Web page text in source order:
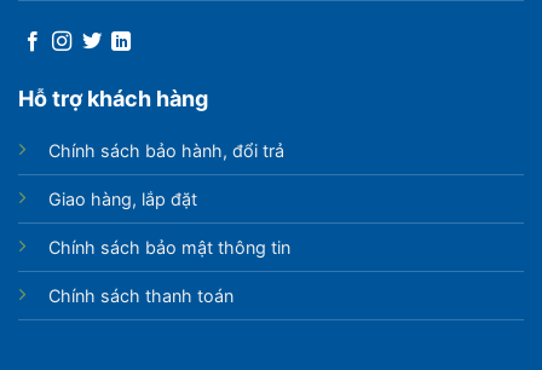
Công nghệ giấc ngủ sâu
Điều hòa Casper được trang bị hệ thống tự điều chỉnh
Hỗ trợ khách hàng
Chính sách bảo hành, đổi trả
Giao hàng, lắp đặt
Chính sách bảo mật thông tin
Chính sách thanh toán